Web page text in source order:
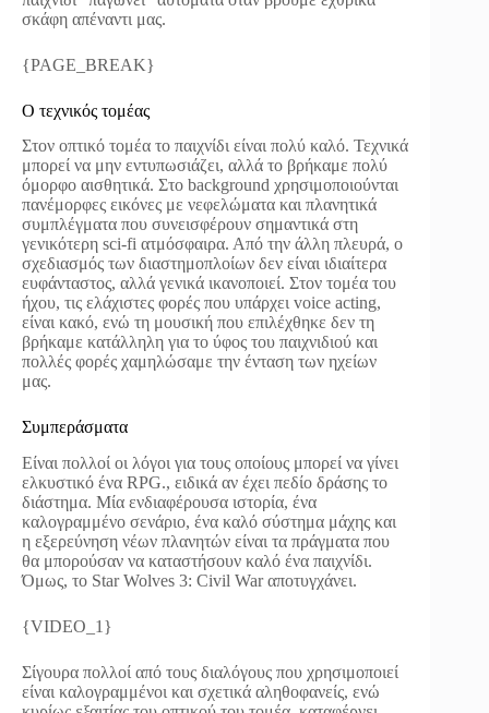
σκάφη απέναντι μας.
{PAGE_BREAK}
Ο τεχνικός τομέας
Στον οπτικό τομέα το παιχνίδι είναι πολύ καλό. Τεχνικά
μπορεί να μην εντυπωσιάζει, αλλά το βρήκαμε πολύ
όμορφο αισθητικά. Στο background χρησιμοποιούνται
πανέμορφες εικόνες με νεφελώματα και πλανητικά
συμπλέγματα που συνεισφέρουν σημαντικά στη
γενικότερη sci-fi ατμόσφαιρα. Από την άλλη πλευρά, ο
σχεδιασμός των διαστημοπλοίων δεν είναι ιδιαίτερα
ευφάνταστος, αλλά γενικά ικανοποιεί. Στον τομέα του
ήχου, τις ελάχιστες φορές που υπάρχει voice acting,
είναι κακό, ενώ τη μουσική που επιλέχθηκε δεν τη
βρήκαμε κατάλληλη για το ύφος του παιχνιδιού και
πολλές φορές χαμηλώσαμε την ένταση των ηχείων
μας.
Συμπεράσματα
Είναι πολλοί οι λόγοι για τους οποίους μπορεί να γίνει
ελκυστικό ένα RPG., ειδικά αν έχει πεδίο δράσης το
διάστημα. Μία ενδιαφέρουσα ιστορία, ένα
καλογραμμένο σενάριο, ένα καλό σύστημα μάχης και
η εξερεύνηση νέων πλανητών είναι τα πράγματα που
θα μπορούσαν να καταστήσουν καλό ένα παιχνίδι.
Όμως, το Star Wolves 3: Civil War αποτυγχάνει.
{VIDEO_1}
Σίγουρα πολλοί από τους διαλόγους που χρησιμοποιεί
είναι καλογραμμένοι και σχετικά αληθοφανείς, ενώ